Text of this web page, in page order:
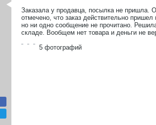
Заказала у продавца, посылка не пришла.
отмечено, что заказ действительно
но ни одно сообщение не прочитано.
складе. Вообщем нет товара и деньги не
5 фотографий